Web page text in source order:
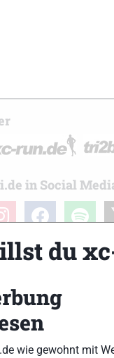
in Social
facebook spotify
du
wie gewohnt mit